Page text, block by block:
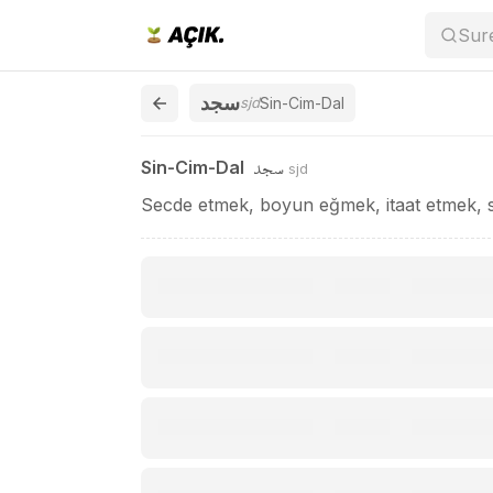
سجدsjdSin-Cim-Dal
Sin-Cim-Dal سجد sjd
Secde etmek, boyun eğmek, itaat etmek,